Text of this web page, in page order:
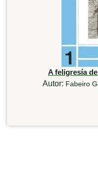
A feligresía
Autor: Fabeiro